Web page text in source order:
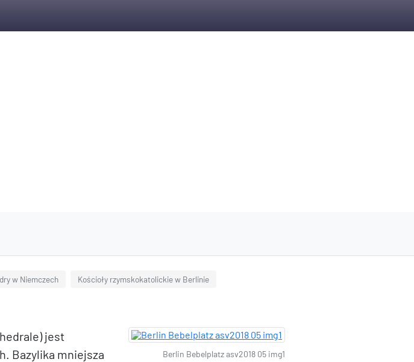
w Niemczech Kościoły rzymskokatolickie w Berlinie
jest
Bazylika mniejsza
Berlin Bebelplatz asv2018 05 img1